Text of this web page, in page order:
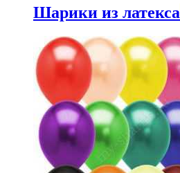
Шарики из латекса